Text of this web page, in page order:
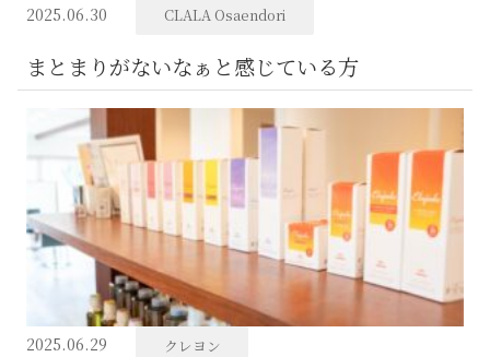
2025.06.30 CLALA Osaendori
まとまりがないなぁと感じている方
2025.06.29 クレヨン